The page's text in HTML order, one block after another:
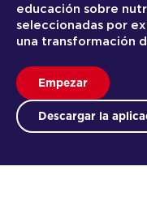
educación sobre
seleccionadas por
una transformación
Empezar
Descargar la